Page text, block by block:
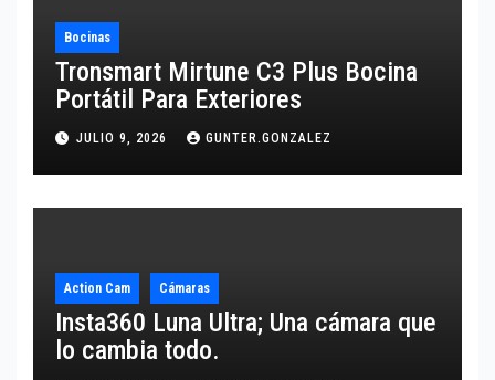
Bocinas
Tronsmart Mirtune C3 Plus Bocina
Portátil Para Exteriores
JULIO 9, 2026 GUNTER.GONZALEZ
Action Cam Cámaras
Insta360 Luna Ultra; Una cámara que
lo cambia todo.